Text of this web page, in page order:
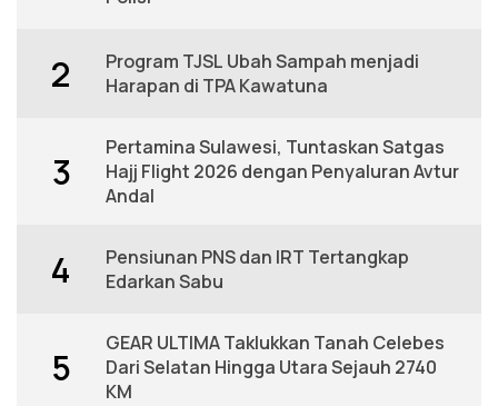
2
Program TJSL Ubah Sampah menjadi
Harapan di TPA Kawatuna
3
Pertamina Sulawesi, Tuntaskan Satgas
Hajj Flight 2026 dengan Penyaluran Avtur
Andal
4
Pensiunan PNS dan IRT Tertangkap
Edarkan Sabu
5
GEAR ULTIMA Taklukkan Tanah Celebes
Dari Selatan Hingga Utara Sejauh 2740
KM